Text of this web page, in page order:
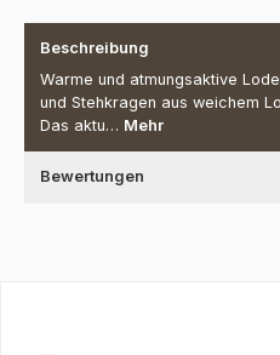
Beschreibung
Warme und atmungsaktive
und Stehkragen aus weichem
Das aktu… Mehr
Bewertungen